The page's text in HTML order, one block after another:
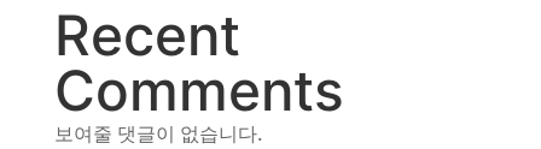
Recent
Comments
보여줄 댓글이 없습니다.